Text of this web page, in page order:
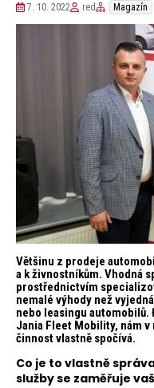
7. 10. 2022 red Magazín
Většinu z prodeje
a k živnostníkům. Vhodná
prostřednictvím
nemalé výhody než
nebo leasingu
Jania Fleet Mobility, nám
činnost vlastně spočívá.
Co je to vlastně
služby se zaměřuje